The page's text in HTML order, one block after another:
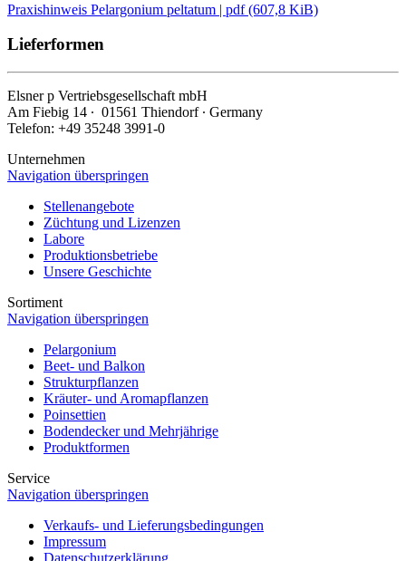
Praxishinweis Pelargonium peltatum | pdf (607,8 KiB)
Lieferformen
Elsnerp Vertriebsgesellschaft mbH
Am Fiebig 14 ∙ 01561 Thiendorf ∙ Germany
Telefon: +49 35248 3991-0
Unternehmen
Navigation überspringen
Stellenangebote
Züchtung und Lizenzen
Labore
Produktionsbetriebe
Unsere Geschichte
Sortiment
Navigation überspringen
Pelargonium
Beet- und Balkon
Strukturpflanzen
Kräuter- und Aromapflanzen
Poinsettien
Bodendecker und Mehrjährige
Produktformen
Service
Navigation überspringen
Verkaufs- und Lieferungsbedingungen
Impressum
Datenschutzerklärung